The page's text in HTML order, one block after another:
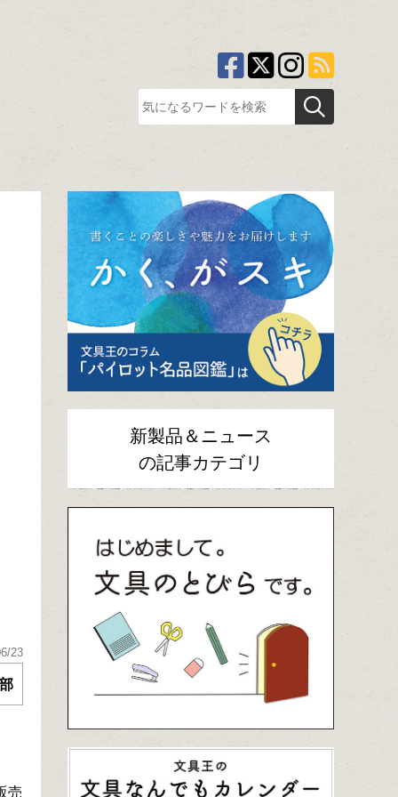
23
売
新製品＆ニュース
の記事カテゴリ